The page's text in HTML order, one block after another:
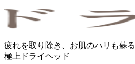
疲れを取り除き、お肌のハリも蘇る
極上ドライヘッド